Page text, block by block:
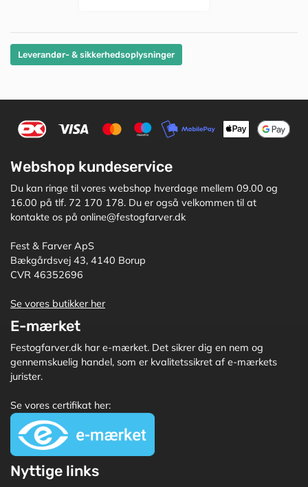
Leverandør- & sikkerhedsoplysninger
Webshop kundeservice
Du kan ringe til vores webshop hverdage mellem 09.00 og
16.00 på tlf. 72 170 178. Du er også velkommen til at
kontakte os på online@festogfarver.dk
Fest & Farver ApS
Bækgårdsvej 43, 4140 Borup
CVR 46352696
Se vores butikker her
E-mærket
Festogfarver.dk har e-mærket. Det sikrer dig en nem og
gennemskuelig handel, som er kvalitetssikret af e-mærkets
jurister.
Se vores certifikat her:
Nyttige links